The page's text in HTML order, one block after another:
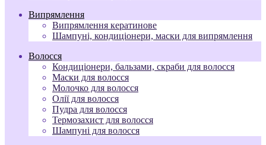
Випрямлення
Випрямлення кератинове
Шампуні, кондиціонери, маски для випрямлення
Волосся
Кондиціонери, бальзами, скраби для волосся
Маски для волосся
Молочко для волосся
Олії для волосся
Пудра для волосся
Термозахист для волосся
Шампуні для волосся